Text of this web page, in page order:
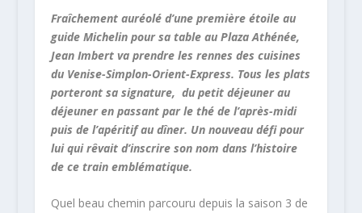
Fraîchement auréolé d’une première étoile au
guide Michelin pour sa table au Plaza Athénée,
Jean Imbert va prendre les rennes des cuisines
du Venise-Simplon-Orient-Express. Tous les plats
porteront sa signature, du petit déjeuner au
déjeuner en passant par le thé de l’après-midi
puis de l’apéritif au dîner. Un nouveau défi pour
lui qui rêvait d’inscrire son nom dans l’histoire
de ce train emblématique.
Quel beau chemin parcouru depuis la saison 3 de